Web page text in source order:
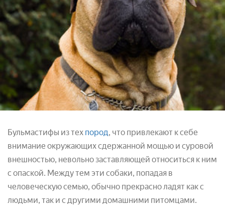
Бульмастифы из тех пород, что привлекают к себе
внимание окружающих сдержанной мощью и суровой
внешностью, невольно заставляющей относиться к ним
с опаской. Между тем эти собаки, попадая в
человеческую семью, обычно прекрасно ладят как с
людьми, так и с другими домашними питомцами.